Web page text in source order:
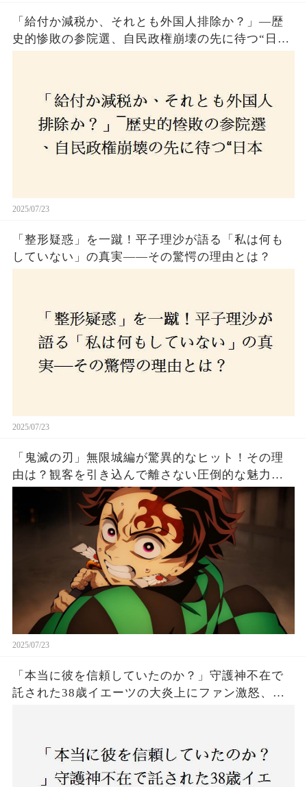
「給付か減税か、それとも外国人排除か？」―歴
史的惨敗の参院選、自民政権崩壊の先に待つ“日本
2025/07/23
「整形疑惑」を一蹴！平子理沙が語る「私は何も
していない」の真実——その驚愕の理由とは？
2025/07/23
「鬼滅の刃」無限城編が驚異的なヒット！その理
由は？観客を引き込んで離さない圧倒的な魅力と
2025/07/23
「本当に彼を信頼していたのか？」守護神不在で
託された38歳イエーツの大炎上にファン激怒、ド